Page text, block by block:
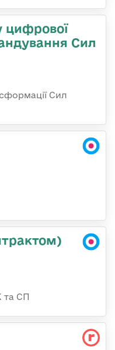
цифрової
Сил
Сил
та СП